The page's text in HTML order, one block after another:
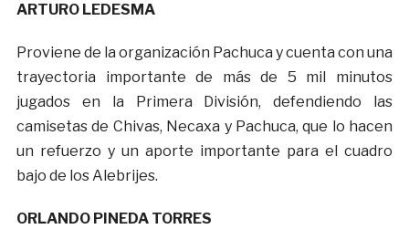
ARTURO LEDESMA
Proviene de la organización Pachuca y cuenta con una
trayectoria importante de más de 5 mil minutos
jugados en la Primera División, defendiendo las
camisetas de Chivas, Necaxa y Pachuca, que lo hacen
un refuerzo y un aporte importante para el cuadro
bajo de los Alebrijes.
ORLANDO PINEDA TORRES